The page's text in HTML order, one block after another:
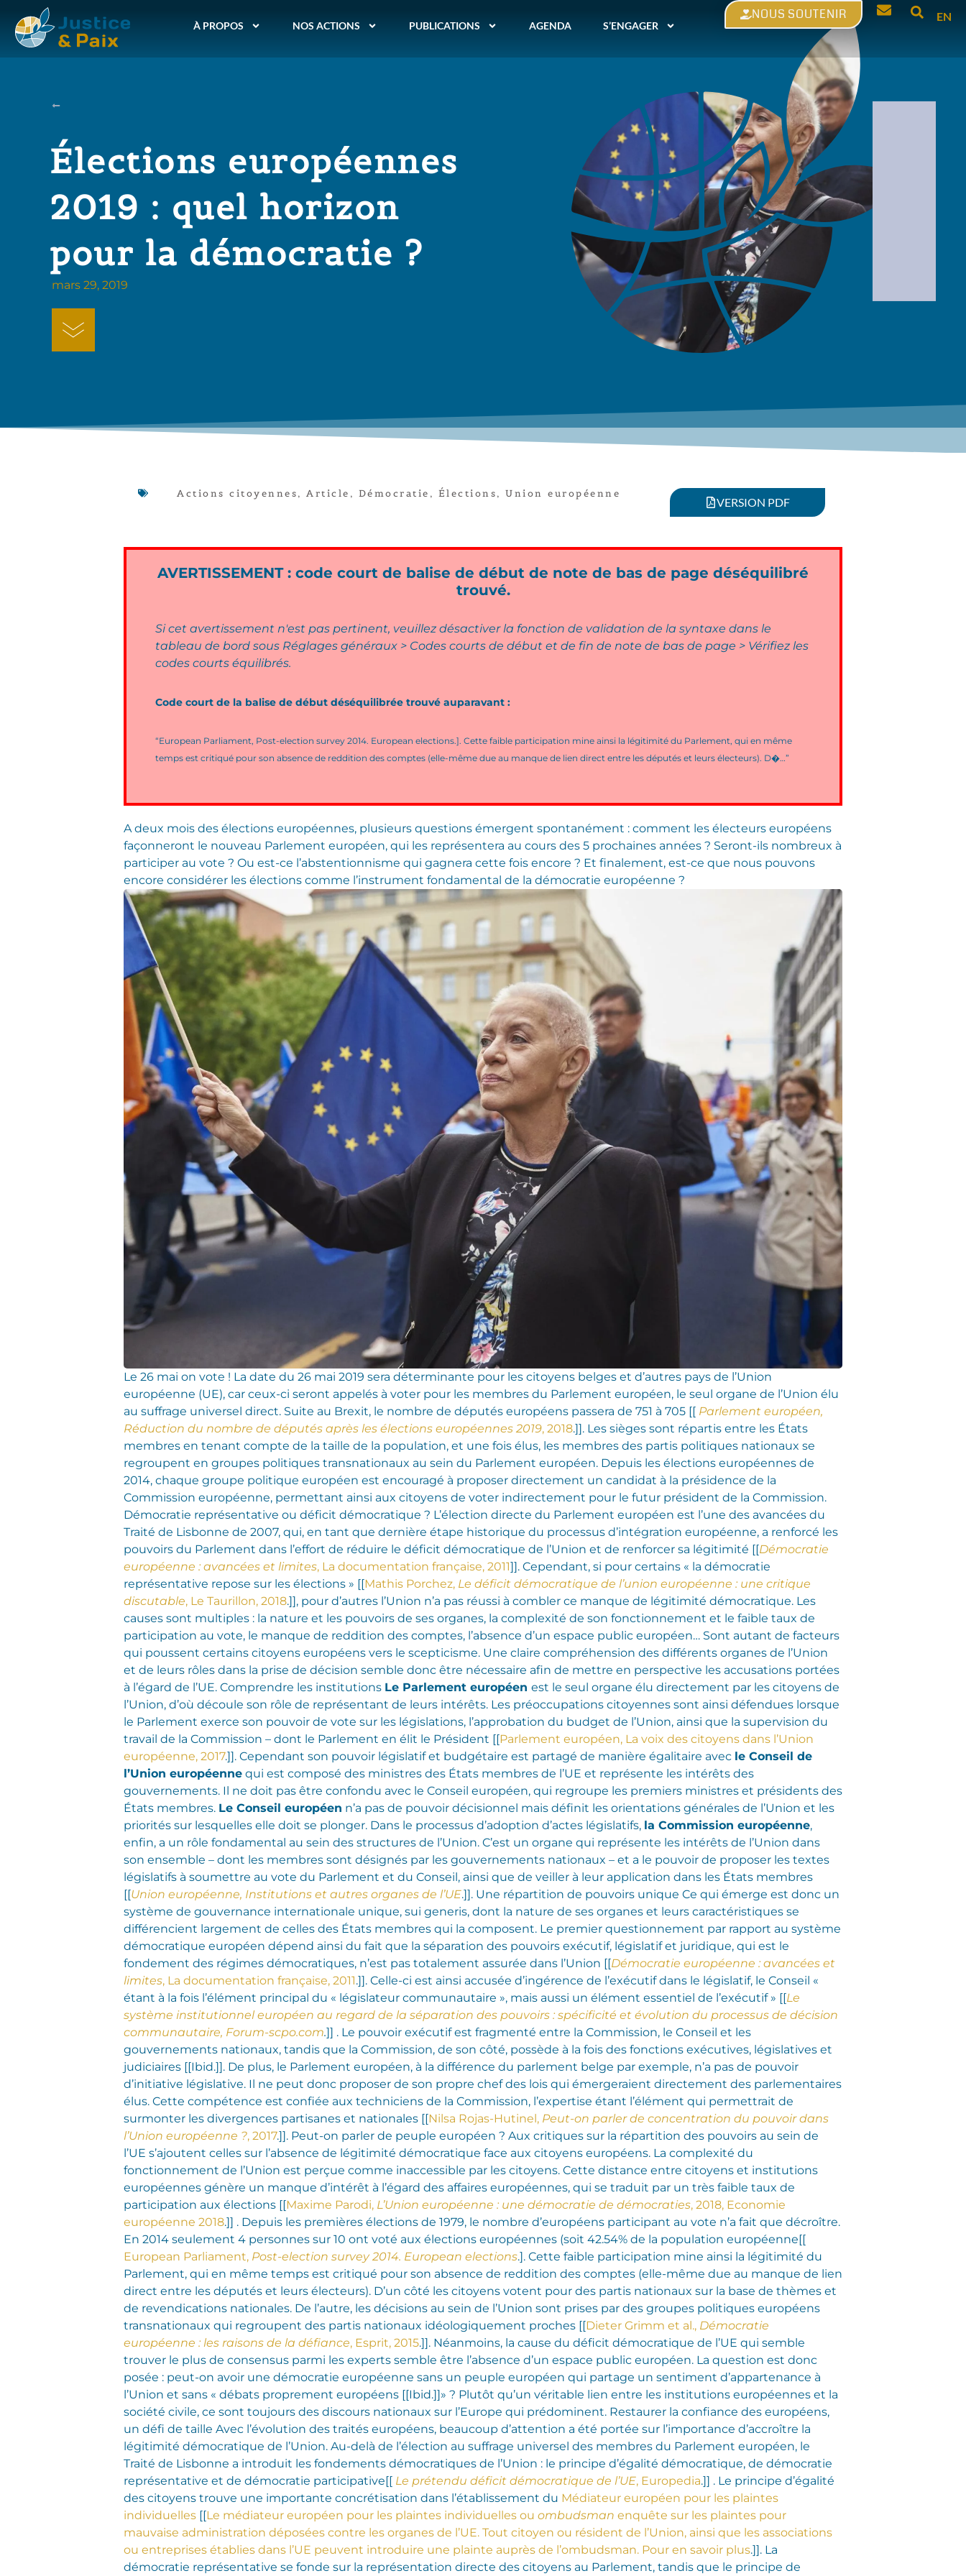
À PROPOS NOS ACTIONS PUBLICATIONS AGENDA S’ENGAGER
NOUS SOUTENIR EN
Élections européennes
2019 : quel horizon
pour la démocratie ?
mars 29, 2019
Actions citoyennes, Article , Démocratie , Élections, Union européenne
VERSION PDF
AVERTISSEMENT : code court de balise de début de note de bas de page déséquilibré
trouvé.
Si cet avertissement n'est pas pertinent, veuillez désactiver la fonction de validation de la syntaxe dans le
tableau de bord sous Réglages généraux > Codes courts de début et de fin de note de bas de page > Vérifiez les
codes courts équilibrés.
Code court de la balise de début déséquilibrée trouvé auparavant :
“European Parliament, Post-election survey 2014. European elections.]. Cette faible participation mine ainsi la légitimité du Parlement, qui en même
temps est critiqué pour son absence de reddition des comptes (elle-même due au manque de lien direct entre les députés et leurs électeurs). D�…”
A deux mois des élections européennes, plusieurs questions émergent spontanément : comment les électeurs européens
façonneront le nouveau Parlement européen, qui les représentera au cours des 5 prochaines années ? Seront-ils nombreux à
participer au vote ? Ou est-ce l’abstentionnisme qui gagnera cette fois encore ? Et finalement, est-ce que nous pouvons
encore considérer les élections comme l’instrument fondamental de la démocratie européenne ?
Le 26 mai on vote ! La date du 26 mai 2019 sera déterminante pour les citoyens belges et d’autres pays de l’Union
européenne (UE), car ceux-ci seront appelés à voter pour les membres du Parlement européen, le seul organe de l’Union élu
au suffrage universel direct. Suite au Brexit, le nombre de députés européens passera de 751 à 705 [[ Parlement européen,
Réduction du nombre de députés après les élections européennes 2019, 2018.]]. Les sièges sont répartis entre les États
membres en tenant compte de la taille de la population, et une fois élus, les membres des partis politiques nationaux se
regroupent en groupes politiques transnationaux au sein du Parlement européen. Depuis les élections européennes de
2014, chaque groupe politique européen est encouragé à proposer directement un candidat à la présidence de la
Commission européenne, permettant ainsi aux citoyens de voter indirectement pour le futur président de la Commission.
Démocratie représentative ou déficit démocratique ? L’élection directe du Parlement européen est l’une des avancées du
Traité de Lisbonne de 2007, qui, en tant que dernière étape historique du processus d’intégration européenne, a renforcé les
pouvoirs du Parlement dans l’effort de réduire le déficit démocratique de l’Union et de renforcer sa légitimité [[Démocratie
européenne : avancées et limites, La documentation française, 2011]]. Cependant, si pour certains « la démocratie
représentative repose sur les élections » [[Mathis Porchez, Le déficit démocratique de l’union européenne : une critique
discutable, Le Taurillon, 2018.]], pour d’autres l’Union n’a pas réussi à combler ce manque de légitimité démocratique. Les
causes sont multiples : la nature et les pouvoirs de ses organes, la complexité de son fonctionnement et le faible taux de
participation au vote, le manque de reddition des comptes, l’absence d’un espace public européen… Sont autant de facteurs
qui poussent certains citoyens européens vers le scepticisme. Une claire compréhension des différents organes de l’Union
et de leurs rôles dans la prise de décision semble donc être nécessaire afin de mettre en perspective les accusations portées
à l’égard de l’UE. Comprendre les institutions Le Parlement européen est le seul organe élu directement par les citoyens de
l’Union, d’où découle son rôle de représentant de leurs intérêts. Les préoccupations citoyennes sont ainsi défendues lorsque
le Parlement exerce son pouvoir de vote sur les législations, l’approbation du budget de l’Union, ainsi que la supervision du
travail de la Commission – dont le Parlement en élit le Président [[Parlement européen, La voix des citoyens dans l’Union
européenne, 2017.]]. Cependant son pouvoir législatif et budgétaire est partagé de manière égalitaire avec le Conseil de
l’Union européenne qui est composé des ministres des États membres de l’UE et représente les intérêts des
gouvernements. Il ne doit pas être confondu avec le Conseil européen, qui regroupe les premiers ministres et présidents des
États membres. Le Conseil européen n’a pas de pouvoir décisionnel mais définit les orientations générales de l’Union et les
priorités sur lesquelles elle doit se plonger. Dans le processus d’adoption d’actes législatifs, la Commission européenne,
enfin, a un rôle fondamental au sein des structures de l’Union. C’est un organe qui représente les intérêts de l’Union dans
son ensemble – dont les membres sont désignés par les gouvernements nationaux – et a le pouvoir de proposer les textes
législatifs à soumettre au vote du Parlement et du Conseil, ainsi que de veiller à leur application dans les États membres
[[Union européenne, Institutions et autres organes de l’UE.]]. Une répartition de pouvoirs unique Ce qui émerge est donc un
système de gouvernance internationale unique, sui generis, dont la nature de ses organes et leurs caractéristiques se
différencient largement de celles des États membres qui la composent. Le premier questionnement par rapport au système
démocratique européen dépend ainsi du fait que la séparation des pouvoirs exécutif, législatif et juridique, qui est le
fondement des régimes démocratiques, n’est pas totalement assurée dans l’Union [[Démocratie européenne : avancées et
limites, La documentation française, 2011.]]. Celle-ci est ainsi accusée d’ingérence de l’exécutif dans le législatif, le Conseil «
étant à la fois l’élément principal du « législateur communautaire », mais aussi un élément essentiel de l’exécutif » [[Le
système institutionnel européen au regard de la séparation des pouvoirs : spécificité et évolution du processus de décision
communautaire, Forum-scpo.com.]] . Le pouvoir exécutif est fragmenté entre la Commission, le Conseil et les
gouvernements nationaux, tandis que la Commission, de son côté, possède à la fois des fonctions exécutives, législatives et
judiciaires [[Ibid.]]. De plus, le Parlement européen, à la différence du parlement belge par exemple, n’a pas de pouvoir
d’initiative législative. Il ne peut donc proposer de son propre chef des lois qui émergeraient directement des parlementaires
élus. Cette compétence est confiée aux techniciens de la Commission, l’expertise étant l’élément qui permettrait de
surmonter les divergences partisanes et nationales [[Nilsa Rojas-Hutinel, Peut-on parler de concentration du pouvoir dans
l’Union européenne ?, 2017.]]. Peut-on parler de peuple européen ? Aux critiques sur la répartition des pouvoirs au sein de
l’UE s’ajoutent celles sur l’absence de légitimité démocratique face aux citoyens européens. La complexité du
fonctionnement de l’Union est perçue comme inaccessible par les citoyens. Cette distance entre citoyens et institutions
européennes génère un manque d’intérêt à l’égard des affaires européennes, qui se traduit par un très faible taux de
participation aux élections [[Maxime Parodi, L’Union européenne : une démocratie de démocraties, 2018, Economie
européenne 2018.]] . Depuis les premières élections de 1979, le nombre d’européens participant au vote n’a fait que décroître.
En 2014 seulement 4 personnes sur 10 ont voté aux élections européennes (soit 42.54% de la population européenne[[
European Parliament, Post-election survey 2014. European elections.]. Cette faible participation mine ainsi la légitimité du
Parlement, qui en même temps est critiqué pour son absence de reddition des comptes (elle-même due au manque de lien
direct entre les députés et leurs électeurs). D’un côté les citoyens votent pour des partis nationaux sur la base de thèmes et
de revendications nationales. De l’autre, les décisions au sein de l’Union sont prises par des groupes politiques européens
transnationaux qui regroupent des partis nationaux idéologiquement proches [[Dieter Grimm et al., Démocratie
européenne : les raisons de la défiance, Esprit, 2015.]]. Néanmoins, la cause du déficit démocratique de l’UE qui semble
trouver le plus de consensus parmi les experts semble être l’absence d’un espace public européen. La question est donc
posée : peut-on avoir une démocratie européenne sans un peuple européen qui partage un sentiment d’appartenance à
l’Union et sans « débats proprement européens [[Ibid.]]» ? Plutôt qu’un véritable lien entre les institutions européennes et la
société civile, ce sont toujours des discours nationaux sur l’Europe qui prédominent. Restaurer la confiance des européens,
un défi de taille Avec l’évolution des traités européens, beaucoup d’attention a été portée sur l’importance d’accroître la
légitimité démocratique de l’Union. Au-delà de l’élection au suffrage universel des membres du Parlement européen, le
Traité de Lisbonne a introduit les fondements démocratiques de l’Union : le principe d’égalité démocratique, de démocratie
représentative et de démocratie participative[[ Le prétendu déficit démocratique de l’UE, Europedia.]] . Le principe d’égalité
des citoyens trouve une importante concrétisation dans l’établissement du Médiateur européen pour les plaintes
individuelles [[Le médiateur européen pour les plaintes individuelles ou ombudsman enquête sur les plaintes pour
mauvaise administration déposées contre les organes de l’UE. Tout citoyen ou résident de l’Union, ainsi que les associations
ou entreprises établies dans l’UE peuvent introduire une plainte auprès de l’ombudsman. Pour en savoir plus.]]. La
démocratie représentative se fonde sur la représentation directe des citoyens au Parlement, tandis que le principe de